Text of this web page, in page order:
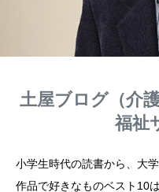
土屋ブログ（介
福祉
小学生時代の読書から、大
作品で好きなものベスト10